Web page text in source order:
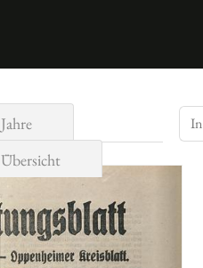
Jahre
Übersicht